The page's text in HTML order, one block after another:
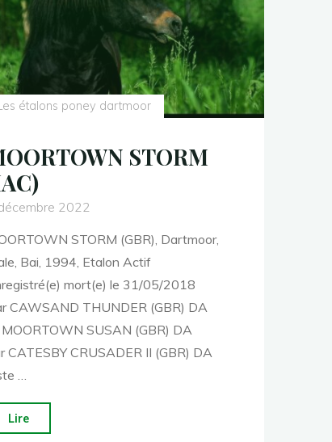
étalons poney dartmoor
STORM
2022
STORM (GBR), Dartmoor,
Bai, 1994, Etalon Actif
mort(e) le 31/05/2018
CAWSAND THUNDER (GBR) DA
SUSAN (GBR) DA
CATESBY CRUSADER II (GBR) DA
…
Lire